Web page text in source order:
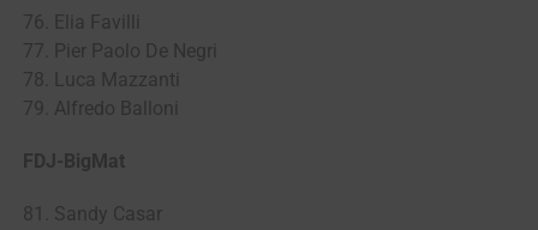
76. Elia Favilli
77. Pier Paolo De Negri
78. Luca Mazzanti
79. Alfredo Balloni
FDJ-BigMat
81. Sandy Casar